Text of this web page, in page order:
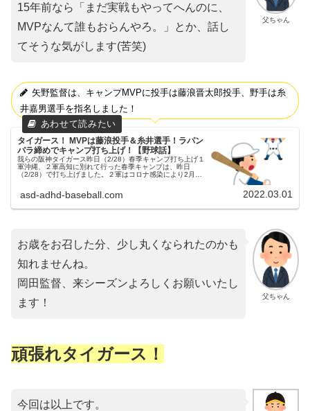
父ちゃん
15年前なら「まだ実戦もやってへんのに、
MVPなんて誰もおらんやろ。」とか、話し
てそうな気がします(苦笑)
矢野監督は、キャンプMVPに投手は藤浪晋太郎投手、野手は糸
井嘉男選手を指名しました！
タイガース！ MVPは藤浪投手＆糸井選手！ラパン
パラ締めでキャンプ打ち上げ！【野球話】
我らの阪神タイガース昨日（2/28）春季キャンプ打ち上げ１
軍沖縄、２軍高知に別れて行った春季キャンプは、昨日
（2/28）で打ち上げました。２軍はコロナ感染により2月27
プ終盤に複数人のコ...
asd-adhd-baseball.com 2022.03.01
父ちゃん
お歳をお召した分、少し丸くなられたのかも
知れませんね。
岡田監督、来シーズンよろしくお願いいたし
ます！
頑張れタイガース！
今回は以上です。